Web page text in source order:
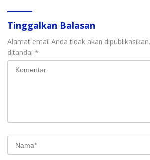
Tinggalkan Balasan
Alamat email Anda tidak akan dipublikasikan.
ditandai *